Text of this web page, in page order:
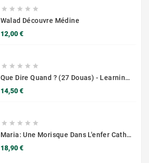
    
Walad Découvre Médine
12,00 €Prix
    
Que Dire Quand ? (27 Douas) - Learning Root
14,50 €Prix
    
Maria: Une Morisque Dans L'enfer Catholique , De Renaud K. Ed. Sarrazins
18,90 €Prix